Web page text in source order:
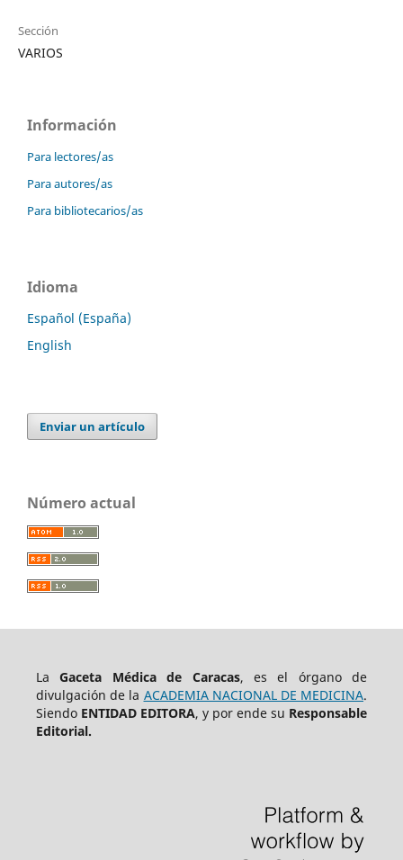
Sección
VARIOS
Información
Para lectores/as
Para autores/as
Para bibliotecarios/as
Idioma
Español (España)
English
Enviar un artículo
Número actual
LaGaceta Médica de Caracas, es el órgano de
divulgación de la ACADEMIA NACIONAL DE MEDICINA.
Siendo ENTIDAD EDITORA, y por ende su Responsable
Editorial.